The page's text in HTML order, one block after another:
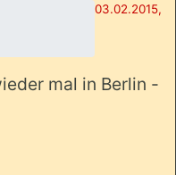
03.02.2015,
mal in Berlin -